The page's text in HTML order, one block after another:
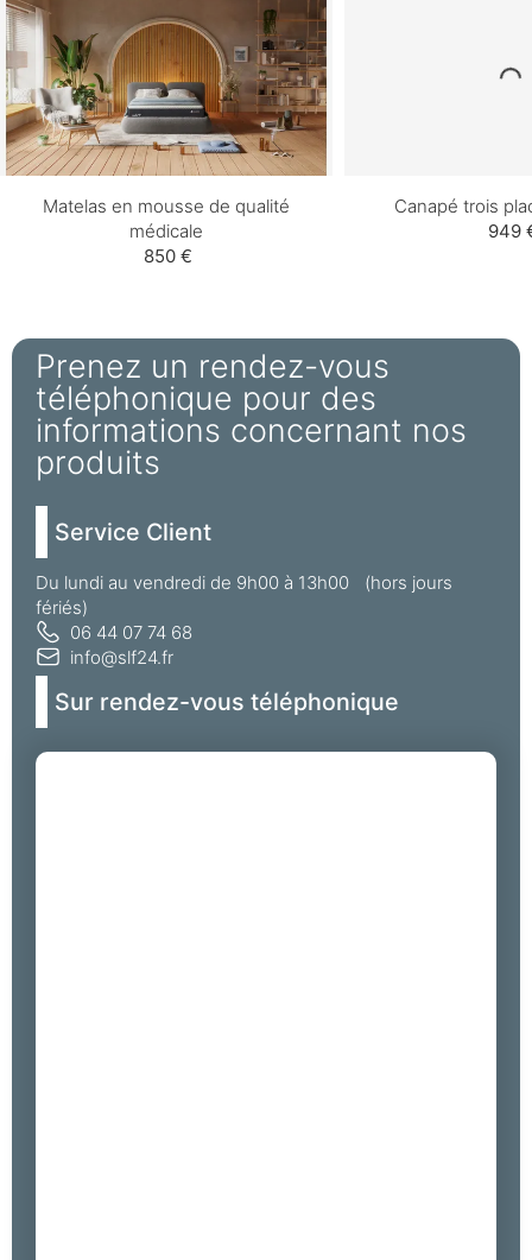
Matelas en mousse de qualité
médicale
850 €
Canapé trois
949
Prenez un rendez-vous
téléphonique pour des
informations concernant nos
produits
Service Client
Du lundi au vendredi de 9h00 à 13h00 (hors jours
fériés)
06 44 07 74 68
info@slf24.fr
Sur rendez-vous téléphonique